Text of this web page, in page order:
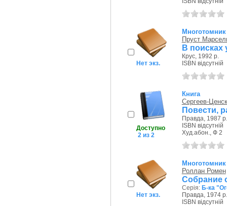
Нет экз.
Многотомник
Пруст
В поисках
Крус, 1992 р.
ISBN відсутній
Доступно
2 из 2
Книга
Сергеев-
Повести,
Правда, 1987 р.
ISBN відсутній
Худ.абон., Ф 2
Нет экз.
Многотомник
Роллан Ромен
Собрание
Серія: Б-ка
Правда, 1974 р.
ISBN відсутній